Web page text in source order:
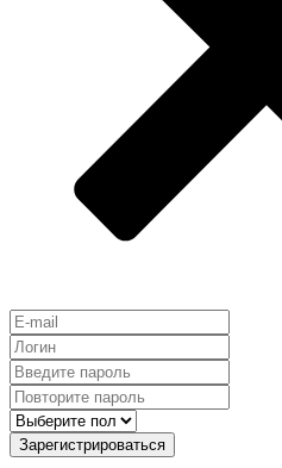
Зарегистрироваться